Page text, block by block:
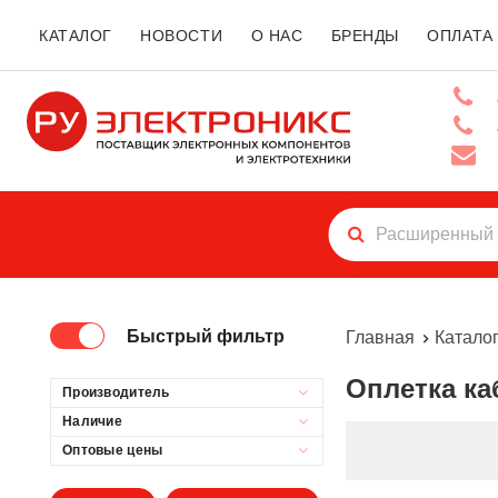
КАТАЛОГ НОВОСТИ О НАС БРЕНДЫ ОПЛАТА
Быстрый фильтр
Производитель
Наличие
Оптовые цены
Главная Каталог
Оплетка